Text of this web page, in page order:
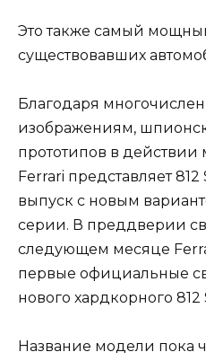
Это также самый
существовавших
Благодаря
изображениям,
прототипов в действии
Ferrari представляет
выпуск с новым
серии. В преддверии
следующем месяце
первые официальные
нового хардкорного 812
Название модели пока